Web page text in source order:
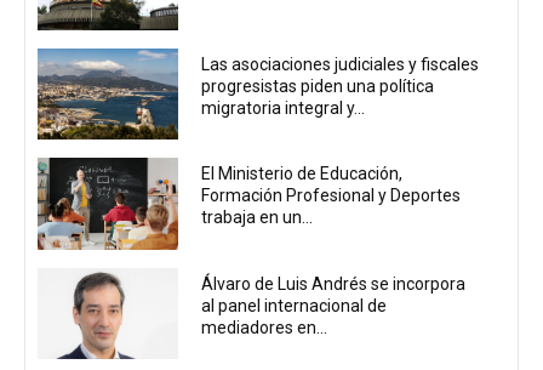
Las asociaciones judiciales y fiscales
progresistas piden una política
migratoria integral y...
El Ministerio de Educación,
Formación Profesional y Deportes
trabaja en un...
Álvaro de Luis Andrés se incorpora
al panel internacional de
mediadores en...